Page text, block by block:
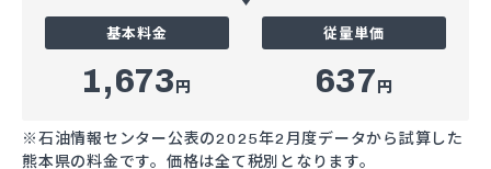
基本料金
1,673円
従量単価
637円
※石油情報センター公表の2025年2月度データから試算した
熊本県の料金です。価格は全て税別となります。